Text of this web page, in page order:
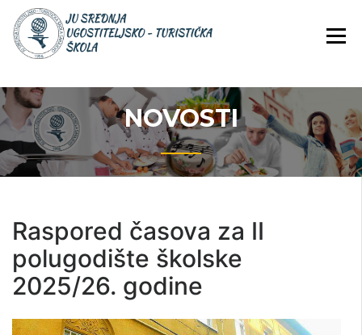
JU SREDNJA
NOVOSTI
Raspored časova za II
polugodište školske
2025/26. godine